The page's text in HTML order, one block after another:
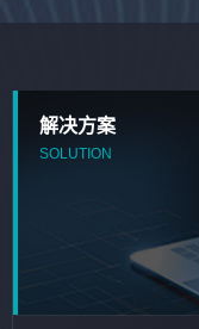
解决方案
SOLUTION